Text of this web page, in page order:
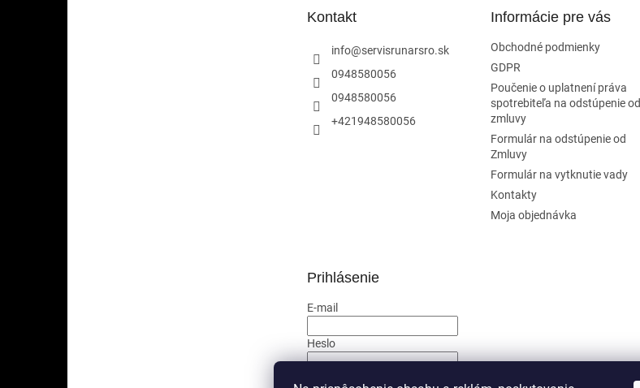
Kontakt
info@servisrunarsro.sk
0948580056
0948580056
+421948580056
Informácie pre vás
Obchodné podmienky
GDPR
Poučenie o uplatnení práva
spotrebiteľa na odstúpenie od
zmluvy
Formulár na odstúpenie od
Zmluvy
Formulár na vytknutie vady
Kontakty
Moja objednávka
Prihlásenie
E-mail
Heslo